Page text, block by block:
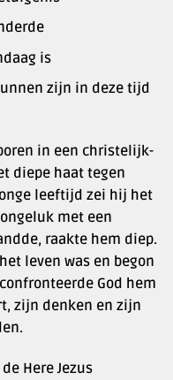
is
zijn in deze tijd
in een christelijk-
diepe haat tegen
leeftijd zei hij het
met een
raakte hem diep.
leven was en begon
God hem
zijn denken en zijn
Here Jezus